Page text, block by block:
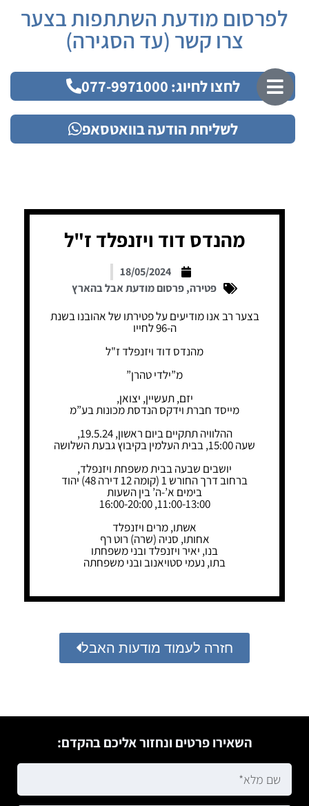
לפרסום מודעת השתתפות בצער
צרו קשר (עד הסגירה)
לחצו לחיוג: 077-9971000
לשליחת הודעה בוואטסאפ
מהנדס דוד ויזנפלד ז"ל
18/05/2024
פטירה,פרסום מודעת אבל בהארץ
בצער רב אנו מודיעים על פטירתו של אהובנו בשנת
ה-96 לחייו
מהנדס דוד ויזנפלד ז"ל
מ”ילדי טהרן”
יזם, תעשיין, יצואן,
מייסד חברת וידקס הנדסת מכונות בע”מ
ההלוויה תתקיים ביום ראשון, 19.5.24,
שעה 15:00, בבית העלמין בקיבוץ גבעת השלושה
יושבים שבעה בבית משפחת ויזנפלד,
ברחוב דרך החורש 1 (קומה 12 דירה 48) יהוד
בימים א’-ה’ בין השעות
11:00-13:00, 16:00-20:00
אשתו, מרים ויזנפלד
אחותו, סניה (שרה) רוט רף
בנו, יאיר ויזנפלד ובני משפחתו
בתו, נעמי סטויאנוב ובני משפחתה
חזרה לעמוד מודעות האבל
השאירו פרטים ונחזור אליכם בהקדם: